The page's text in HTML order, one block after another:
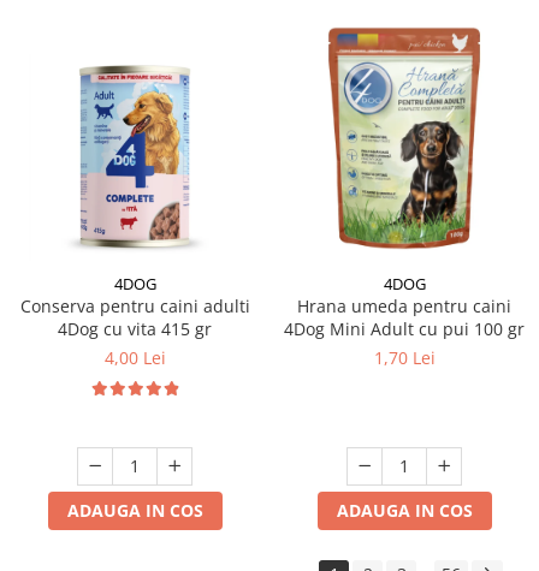
4DOG
Conserva pentru caini adulti
4Dog cu vita 415 gr
4,00 Lei
ADAUGA IN COS
4DOG
Hrana umeda pentru caini
4Dog Mini Adult cu pui 100 gr
1,70 Lei
ADAUGA IN COS